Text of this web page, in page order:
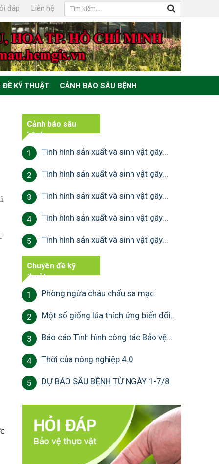
đáp Liên hệ
ĐỀ KỸ THUẬT CẢNH BÁO SÂU BỆNH
Cảnh báo sâu
bệnh
1 Tình hình sản xuất và sinh vật gây...
2 Tình hình sản xuất và sinh vật gây...
3 Tình hình sản xuất và sinh vật gây...
4 Tình hình sản xuất và sinh vật gây...
5 Tình hình sản xuất và sinh vật gây...
Chuyên đề kỹ
thuật
1 Phòng ngừa châu chấu sa mạc
2 Một số giống lúa thích ứng biến đổi...
3 Báo cáo Tình hình công tác Bảo vệ...
4 Thời của nông nghiệp 4.0
5 DỰ BÁO SÂU BỆNH TỪ NGÀY 1-7/8